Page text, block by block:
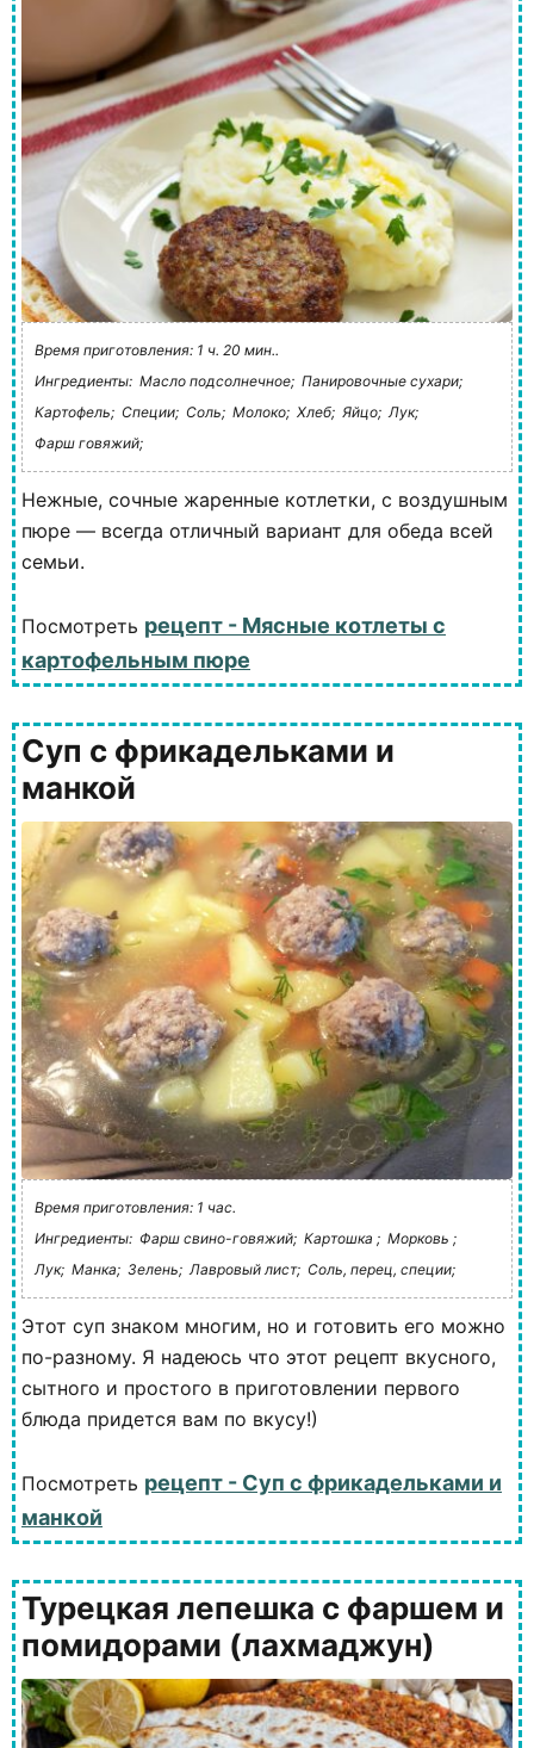
Время приготовления: 1 ч. 20 мин..
Ингредиенты: Масло подсолнечное; Панировочные сухари;
Картофель; Специи; Соль; Молоко; Хлеб; Яйцо; Лук;
Фарш говяжий;
Нежные, сочные жаренные котлетки, с воздушным
пюре — всегда отличный вариант для обеда всей
семьи.
Посмотреть рецепт - Мясные котлеты с
картофельным пюре
Суп с фрикадельками и
манкой
Время приготовления: 1 час.
Ингредиенты: Фарш свино-говяжий; Картошка ; Морковь ;
Лук; Манка; Зелень; Лавровый лист; Соль, перец, специи;
Этот суп знаком многим, но и готовить его можно
по-разному. Я надеюсь что этот рецепт вкусного,
сытного и простого в приготовлении первого
блюда придется вам по вкусу!)
Посмотреть рецепт - Суп с фрикадельками и
манкой
Турецкая лепешка с фаршем и
помидорами (лахмаджун)